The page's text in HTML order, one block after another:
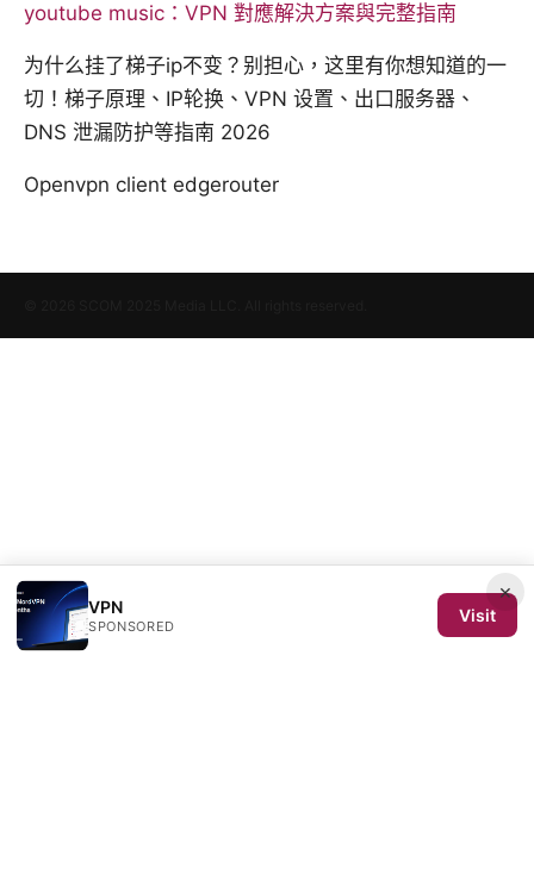
youtube music：VPN 對應解決方案與完整指南
为什么挂了梯子ip不变？别担心，这里有你想知道的一
切！梯子原理、IP轮换、VPN 设置、出口服务器、
DNS 泄漏防护等指南 2026
Openvpn client edgerouter
×
VPN
SPONSORED
Visit